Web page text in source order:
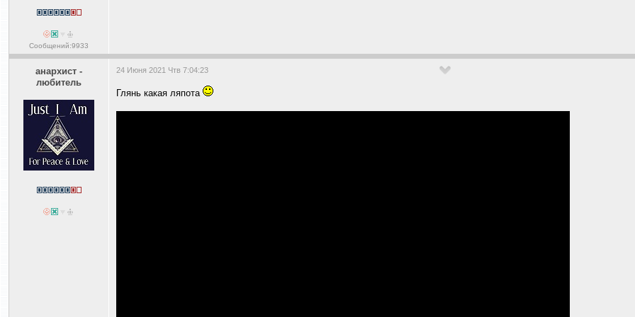
Сообщений:9933
анархист -
любитель
24 Июня 2021 Чтв 7:04:23
Глянь какая ляпота